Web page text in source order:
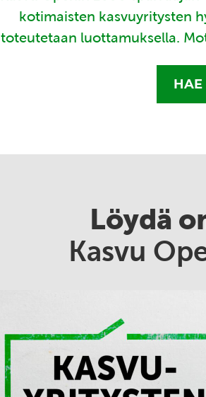
kotimaisten kasvuyritysten
toteutetaan luottamuksella.
HAE
Löydä
Kasvu